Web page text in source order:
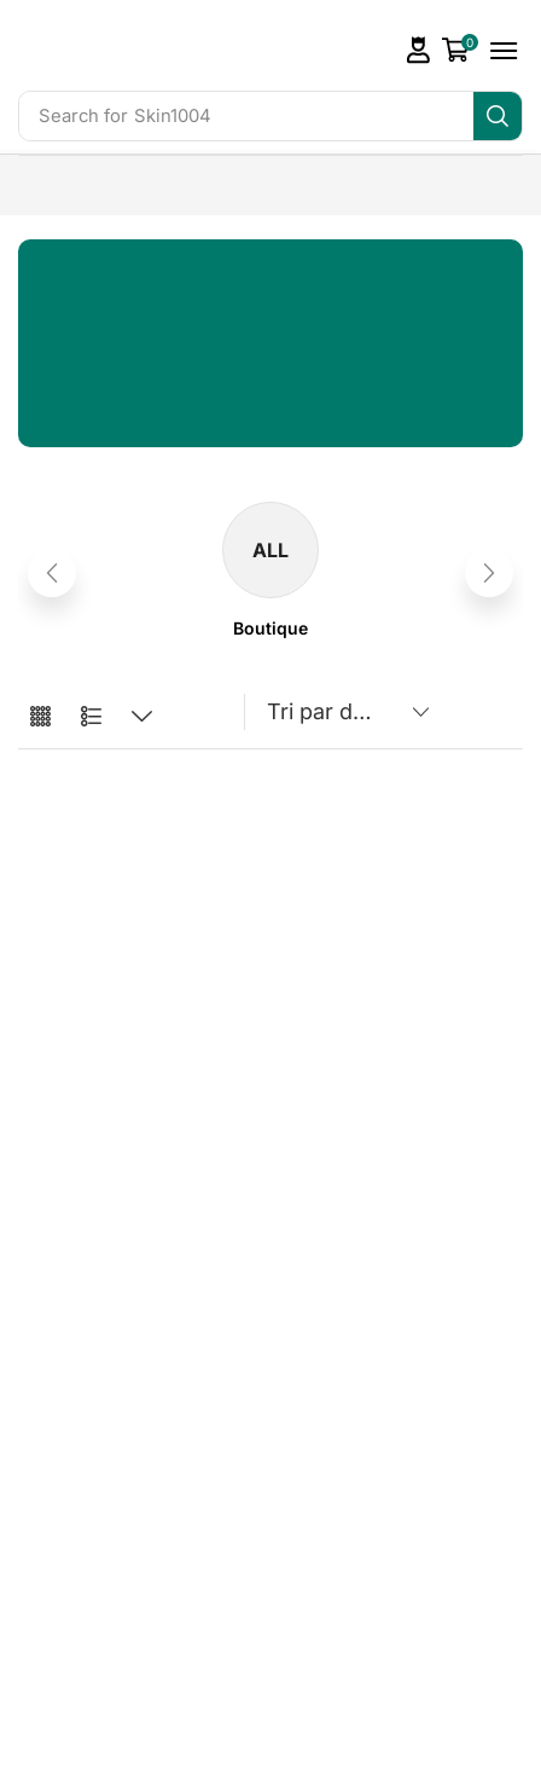
Search for Skin1004
0
ALL
Boutique